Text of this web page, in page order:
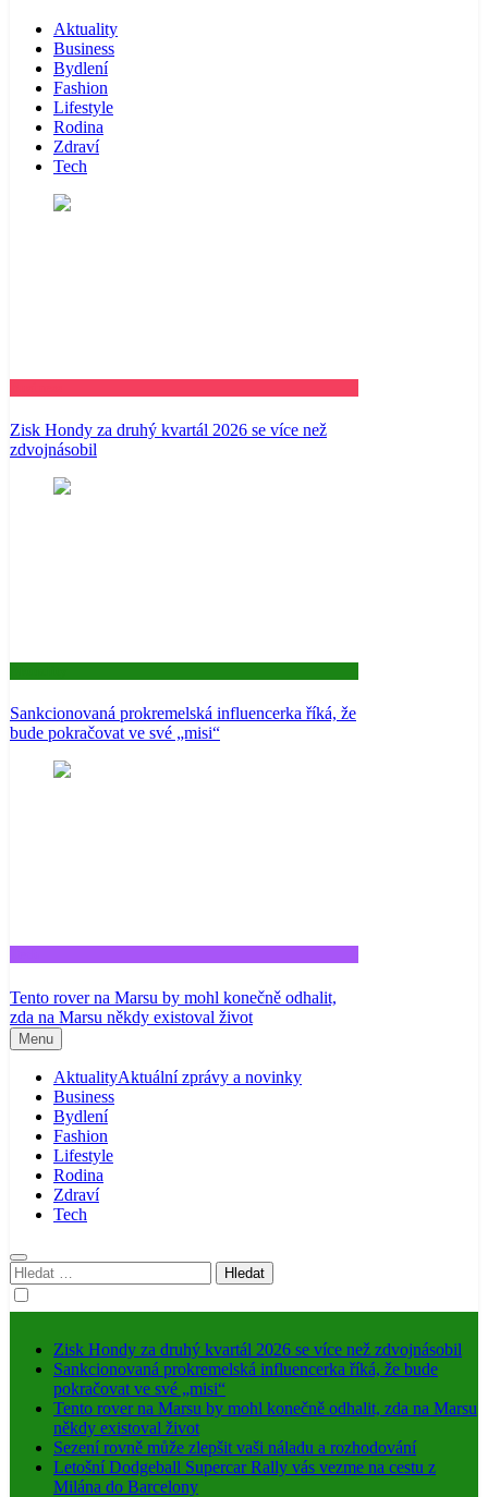
Aktuality
Business
Bydlení
Fashion
Lifestyle
Rodina
Zdraví
Tech
Zisk Hondy za druhý kvartál 2026 se více než
zdvojnásobil
Sankcionovaná prokremelská influencerka říká, že
bude pokračovat ve své „misi“
Tento rover na Marsu by mohl konečně odhalit,
zda na Marsu někdy existoval život
Menu
AktualityAktuální zprávy a novinky
Business
Bydlení
Fashion
Lifestyle
Rodina
Zdraví
Tech
Vyhledávání
Zisk Hondy za druhý kvartál 2026 se více než zdvojnásobil
Sankcionovaná prokremelská influencerka říká, že bude
pokračovat ve své „misi“
Tento rover na Marsu by mohl konečně odhalit, zda na Marsu
někdy existoval život
Sezení rovně může zlepšit vaši náladu a rozhodování
Letošní Dodgeball Supercar Rally vás vezme na cestu z
Milána do Barcelony